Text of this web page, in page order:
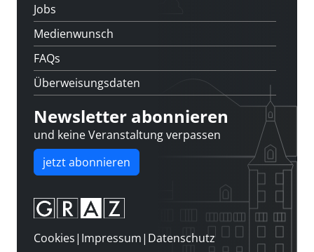
Jobs
Medienwunsch
FAQs
Überweisungsdaten
Newsletter abonnieren
und keine Veranstaltung verpassen
jetzt abonnieren
Cookies| Impressum| Datenschutz